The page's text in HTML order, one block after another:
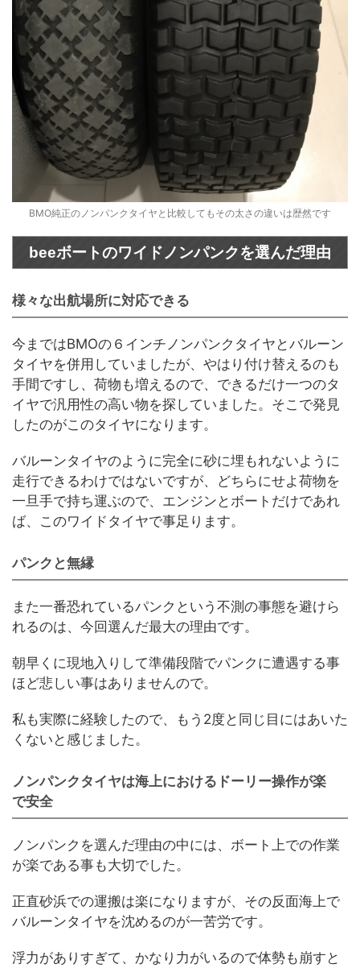
BMO純正のノンパンクタイヤと比較してもその太さの違いは歴然です
beeボートのワイドノンパンクを選んだ理由
様々な出航場所に対応できる
今まではBMOの６インチノンパンクタイヤとバルーン
タイヤを併用していましたが、やはり付け替えるのも
手間ですし、荷物も増えるので、できるだけ一つのタ
イヤで汎用性の高い物を探していました。そこで発見
したのがこのタイヤになります。
バルーンタイヤのように完全に砂に埋もれないように
走行できるわけではないですが、どちらにせよ荷物を
一旦手で持ち運ぶので、エンジンとボートだけであれ
ば、このワイドタイヤで事足ります。
パンクと無縁
また一番恐れているパンクという不測の事態を避けら
れるのは、今回選んだ最大の理由です。
朝早くに現地入りして準備段階でパンクに遭遇する事
ほど悲しい事はありませんので。
私も実際に経験したので、もう2度と同じ目にはあいた
くないと感じました。
ノンパンクタイヤは海上におけるドーリー操作が楽
で安全
ノンパンクを選んだ理由の中には、ボート上での作業
が楽である事も大切でした。
正直砂浜での運搬は楽になりますが、その反面海上で
バルーンタイヤを沈めるのが一苦労です。
浮力がありすぎて、かなり力がいるので体勢も崩すと